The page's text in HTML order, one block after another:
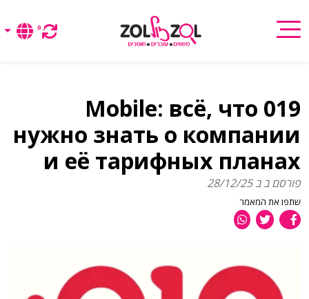
0
019 Mobile: всё, что
нужно знать о компании
и её тарифных планах
פורסם ב ב 28/12/25
שתפו את המאמר